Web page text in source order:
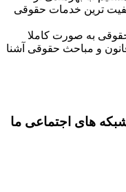
ترین خدمات حقوقی
به صورت کاملا
قانون و مباحث حقوقی آشنا
های اجتماعی ما